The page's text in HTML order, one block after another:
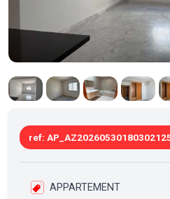
ref:
APPARTEMENT